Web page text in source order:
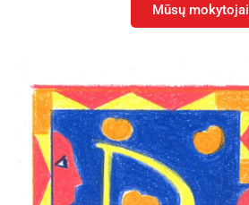
Mūsų mokytojai